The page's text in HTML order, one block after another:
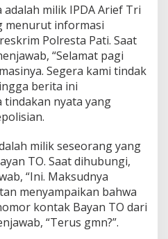
a
n
C
I
l
e
g
a
l
d
M
o
o
a
g
u
milik IPDA Arief Tri
menurut informasi
Polresta Pati. Saat
“Selamat pagi
Segera kami tindak
berita ini
tindakan nyata yang
milik seseorang yang
TO. Saat dihubungi,
“Ini. Maksudnya
menyampaikan bahwa
kontak Bayan TO dari
“Terus gmn?”.